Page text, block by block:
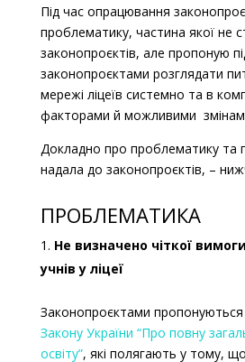
Під час опрацювання
проблематику, частина якої не
законопроєктів, але пропоную
законопроєктами розглядати
мережі ліцеїв системно та в
факторами й можливими
Докладно про проблематику та
надала до законопроєктів, –
ПРОБЛЕМАТИКА
Не визначено чіткої
учнів у ліцеї
Законопроєктами пропонуються
Закону України “Про повну
освіту”, які полягають у тому,